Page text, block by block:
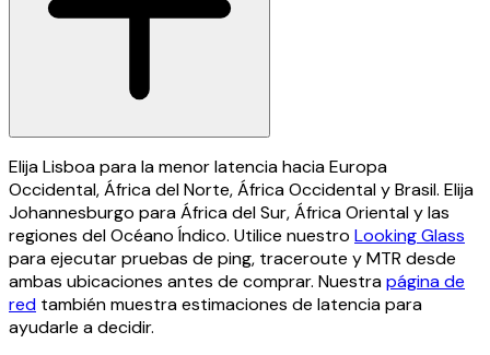
Elija Lisboa para la menor latencia hacia Europa
Occidental, África del Norte, África Occidental y Brasil. Elija
Johannesburgo para África del Sur, África Oriental y las
regiones del Océano Índico. Utilice nuestro Looking Glass
para ejecutar pruebas de ping, traceroute y MTR desde
ambas ubicaciones antes de comprar. Nuestrapágina de
red también muestra estimaciones de latencia para
ayudarle a decidir.